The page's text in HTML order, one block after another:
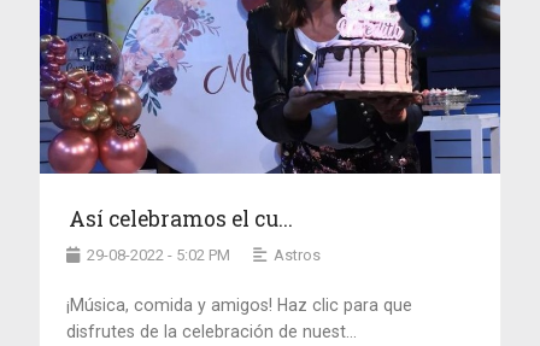
Así celebramos el cu...
29-08-2022 - 5:02 PM Astros
¡Música, comida y amigos! Haz clic para que
disfrutes de la celebración de nuest...